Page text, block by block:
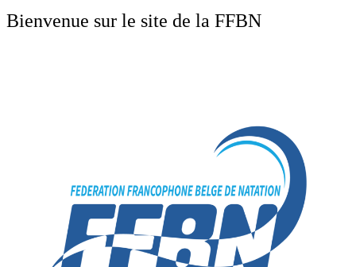
Bienvenue sur le site de la FFBN